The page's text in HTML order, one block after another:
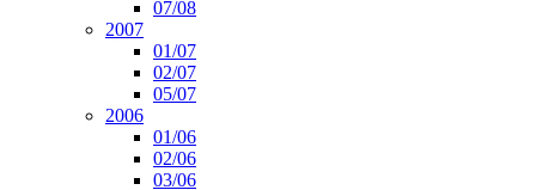
07/08
2007
01/07
02/07
05/07
2006
01/06
02/06
03/06